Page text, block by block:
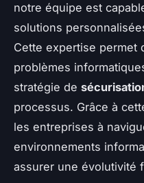
notre équipe est
solutions
Cette expertise permet
problèmes
stratégie de
processus. Grâce à
les entreprises à
environnements
assurer une évolutivité